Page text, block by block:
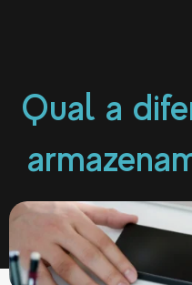
Qual a
e